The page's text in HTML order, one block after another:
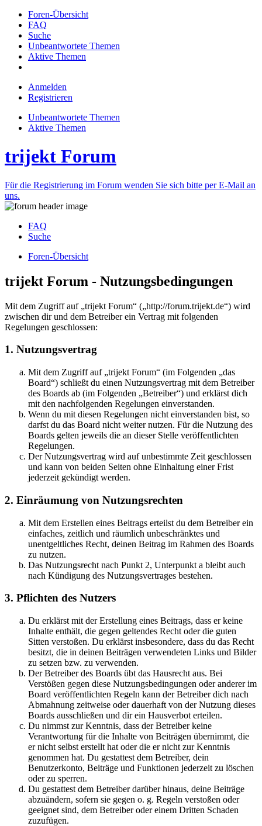
Foren-Übersicht
FAQ
Suche
Unbeantwortete Themen
Aktive Themen
Anmelden
Registrieren
Unbeantwortete Themen
Aktive Themen
trijekt Forum
Für die Registrierung im Forum wenden Sie sich bitte per E-Mail an
uns.
FAQ
Suche
Foren-Übersicht
trijekt Forum - Nutzungsbedingungen
Mit dem Zugriff auf „trijekt Forum“ („http://forum.trijekt.de“) wird
zwischen dir und dem Betreiber ein Vertrag mit folgenden
Regelungen geschlossen:
1. Nutzungsvertrag
Mit dem Zugriff auf „trijekt Forum“ (im Folgenden „das
Board“) schließt du einen Nutzungsvertrag mit dem Betreiber
des Boards ab (im Folgenden „Betreiber“) und erklärst dich
mit den nachfolgenden Regelungen einverstanden.
Wenn du mit diesen Regelungen nicht einverstanden bist, so
darfst du das Board nicht weiter nutzen. Für die Nutzung des
Boards gelten jeweils die an dieser Stelle veröffentlichten
Regelungen.
Der Nutzungsvertrag wird auf unbestimmte Zeit geschlossen
und kann von beiden Seiten ohne Einhaltung einer Frist
jederzeit gekündigt werden.
2. Einräumung von Nutzungsrechten
Mit dem Erstellen eines Beitrags erteilst du dem Betreiber ein
einfaches, zeitlich und räumlich unbeschränktes und
unentgeltliches Recht, deinen Beitrag im Rahmen des Boards
zu nutzen.
Das Nutzungsrecht nach Punkt 2, Unterpunkt a bleibt auch
nach Kündigung des Nutzungsvertrages bestehen.
3. Pflichten des Nutzers
Du erklärst mit der Erstellung eines Beitrags, dass er keine
Inhalte enthält, die gegen geltendes Recht oder die guten
Sitten verstoßen. Du erklärst insbesondere, dass du das Recht
besitzt, die in deinen Beiträgen verwendeten Links und Bilder
zu setzen bzw. zu verwenden.
Der Betreiber des Boards übt das Hausrecht aus. Bei
Verstößen gegen diese Nutzungsbedingungen oder anderer im
Board veröffentlichten Regeln kann der Betreiber dich nach
Abmahnung zeitweise oder dauerhaft von der Nutzung dieses
Boards ausschließen und dir ein Hausverbot erteilen.
Du nimmst zur Kenntnis, dass der Betreiber keine
Verantwortung für die Inhalte von Beiträgen übernimmt, die
er nicht selbst erstellt hat oder die er nicht zur Kenntnis
genommen hat. Du gestattest dem Betreiber, dein
Benutzerkonto, Beiträge und Funktionen jederzeit zu löschen
oder zu sperren.
Du gestattest dem Betreiber darüber hinaus, deine Beiträge
abzuändern, sofern sie gegen o. g. Regeln verstoßen oder
geeignet sind, dem Betreiber oder einem Dritten Schaden
zuzufügen.